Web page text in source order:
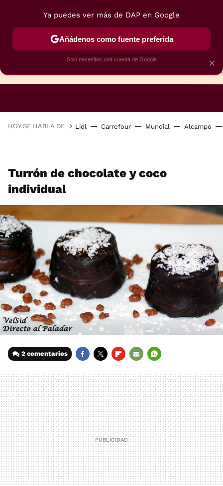
HOY SE HABLA DE Lidl Carrefour Mundial Alcampo
Turrón de chocolate y coco
individual
2 comentarios
MAIL
×
Ya puedes ver más de DAP en Google
Añádenos como fuente preferida
Solo necesitas una cuenta de Google